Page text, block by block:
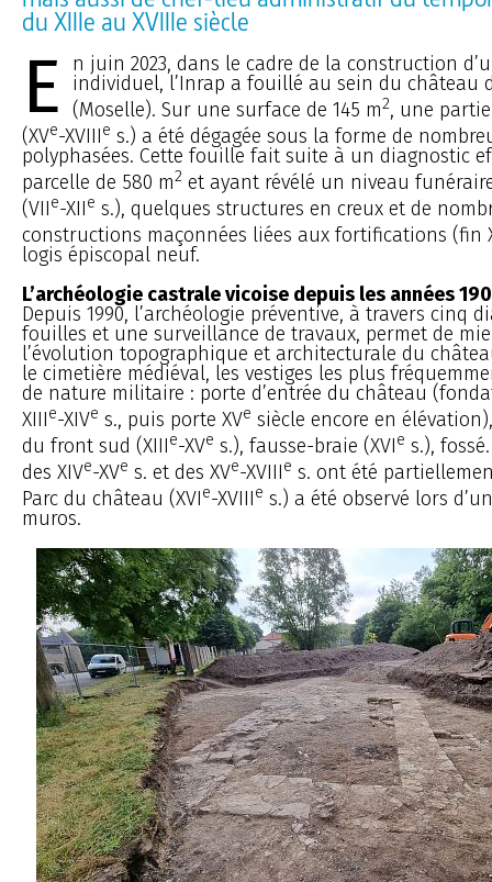
du XIIIe au XVIIIe siècle
E
n juin 2023, dans le cadre de la construction
individuel, l’Inrap a fouillé au sein du château
(Moselle). Sur une surface de 145 m2, une
(XVe-XVIIIe s.) a été dégagée sous la forme de
polyphasées. Cette fouille fait suite à un diagnostic
parcelle de 580 m2 et ayant révélé un niveau
(VIIe-XIIe s.), quelques structures en creux et de
constructions maçonnées liées aux fortifications (fin
logis épiscopal neuf.
L’archéologie castrale vicoise depuis les années
Depuis 1990, l’archéologie préventive, à travers cinq
fouilles et une surveillance de travaux, permet de
l’évolution topographique et architecturale du
le cimetière médiéval, les vestiges les plus
de nature militaire : porte d’entrée du château
XIIIe-XIVe s., puis porte XVe siècle encore en
du front sud (XIIIe-XVe s.), fausse-braie (XVIe s.),
des XIVe-XVe s. et des XVe-XVIIIe s. ont été
Parc du château (XVIe-XVIIIe s.) a été observé lors
muros.